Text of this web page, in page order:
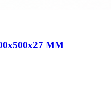
MM